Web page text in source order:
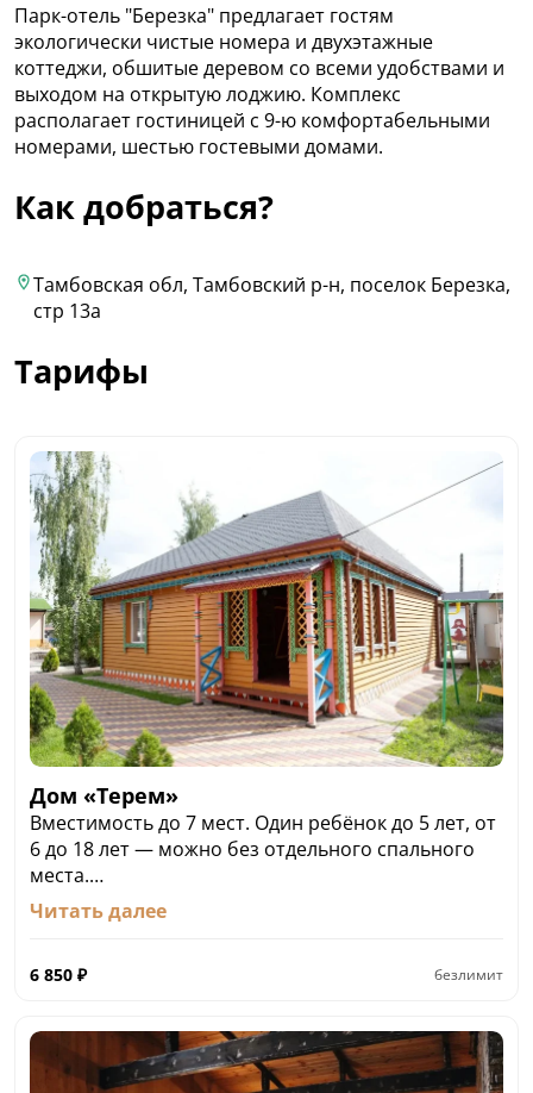
Парк-отель "Березка" предлагает гостям
экологически чистые номера и двухэтажные
коттеджи, обшитые деревом со всеми удобствами и
выходом на открытую лоджию. Комплекс
располагает гостиницей с 9-ю комфортабельными
номерами, шестью гостевыми домами.
Как добраться?
Тамбовская обл, Тамбовский р-н, поселок Березка,
стр 13а
Тарифы
Дом «Терем»
Вместимость до 7 мест. Один ребёнок до 5 лет, от
6 до 18 лет — можно без отдельного спального
места.
150 м²
• Телевизор с плоским экраном
• Мини-кухня
• Эксклюзивная мебель
Это одноэтажный дом, оснащенный двумя
Читать далее
6 850 ₽ безлимит